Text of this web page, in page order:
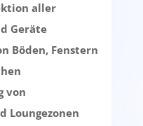
aller
Geräte
Böden, Fenstern
von
Loungezonen